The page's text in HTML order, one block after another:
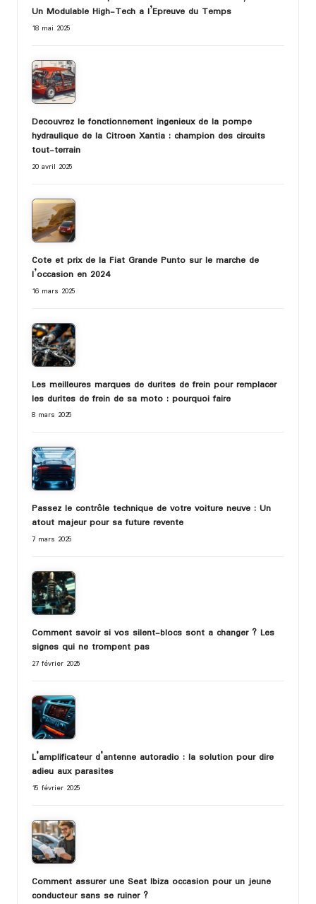
Un Modulable High-Tech a l’Epreuve du Temps
18 mai 2025
Decouvrez le fonctionnement ingenieux de la pompe
hydraulique de la Citroen Xantia : champion des circuits
tout-terrain
20 avril 2025
Cote et prix de la Fiat Grande Punto sur le marche de
l’occasion en 2024
16 mars 2025
Les meilleures marques de durites de frein pour remplacer
les durites de frein de sa moto : pourquoi faire
8 mars 2025
Passez le contrôle technique de votre voiture neuve : Un
atout majeur pour sa future revente
7 mars 2025
Comment savoir si vos silent-blocs sont a changer ? Les
signes qui ne trompent pas
27 février 2025
L’amplificateur d’antenne autoradio : la solution pour dire
adieu aux parasites
15 février 2025
Comment assurer une Seat Ibiza occasion pour un jeune
conducteur sans se ruiner ?